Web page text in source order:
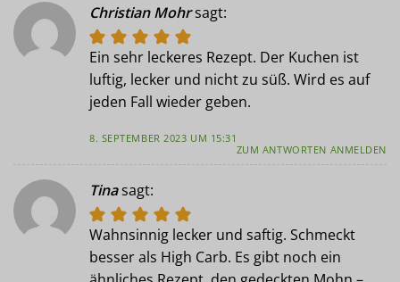
Christian Mohrsagt:
Ein sehr leckeres Rezept. Der Kuchen ist
luftig, lecker und nicht zu süß. Wird es auf
jeden Fall wieder geben.
8. SEPTEMBER 2023 UM 15:31
ZUM ANTWORTEN ANMELDEN
Tinasagt:
Wahnsinnig lecker und saftig. Schmeckt
besser als High Carb. Es gibt noch ein